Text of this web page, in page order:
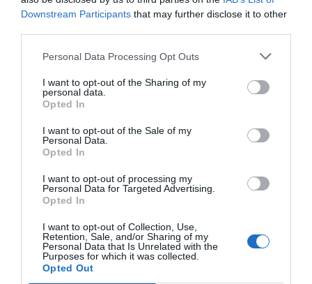
Downstream Participants that may further disclose it to other
Personal Data Processing Opt Outs
I want to opt-out of the Sharing of my
personal data.
Opted In
I want to opt-out of the Sale of my
Personal Data.
Opted In
I want to opt-out of processing my
Personal Data for Targeted Advertising.
Opted In
I want to opt-out of Collection, Use,
Retention, Sale, and/or Sharing of my
Personal Data that Is Unrelated with the
Purposes for which it was collected.
Opted Out
Pavilhão Municipal da Nortecoope
Sub19 Feminino. Os resultados e
respetivas Classificações Gerais foram
os seguintes:
Os resultados dos jogos deste grupo
foram os abaixo apresentados: